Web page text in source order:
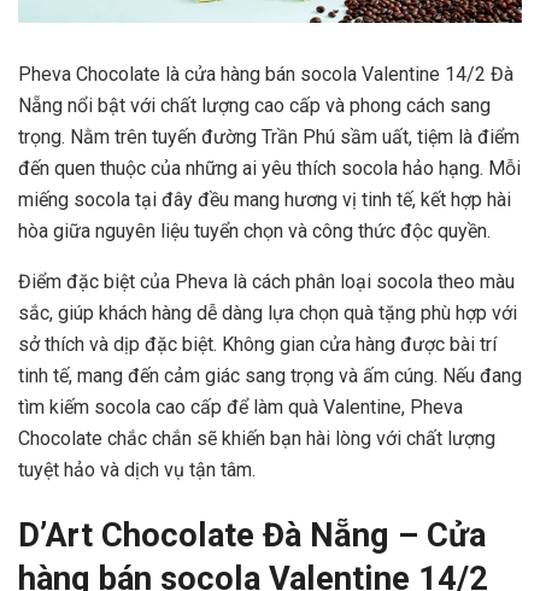
Pheva Chocolate là cửa hàng bán socola Valentine 14/2 Đà
Nẵng nổi bật với chất lượng cao cấp và phong cách sang
trọng. Nằm trên tuyến đường Trần Phú sầm uất, tiệm là điểm
đến quen thuộc của những ai yêu thích socola hảo hạng. Mỗi
miếng socola tại đây đều mang hương vị tinh tế, kết hợp hài
hòa giữa nguyên liệu tuyển chọn và công thức độc quyền.
Điểm đặc biệt của Pheva là cách phân loại socola theo màu
sắc, giúp khách hàng dễ dàng lựa chọn quà tặng phù hợp với
sở thích và dịp đặc biệt. Không gian cửa hàng được bài trí
tinh tế, mang đến cảm giác sang trọng và ấm cúng. Nếu đang
tìm kiếm socola cao cấp để làm quà Valentine, Pheva
Chocolate chắc chắn sẽ khiến bạn hài lòng với chất lượng
tuyệt hảo và dịch vụ tận tâm.
D’Art Chocolate Đà Nẵng – Cửa
hàng bán socola Valentine 14/2